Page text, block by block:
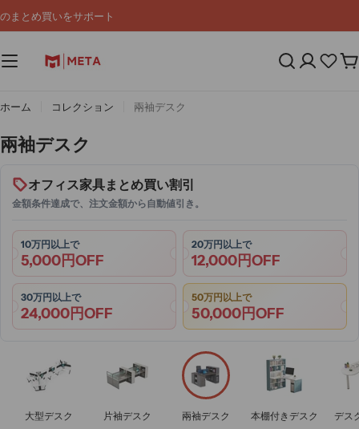
ン
ン
ツ
ス
ッ
プ
まとめ買いをサポート
カ
ホーム コレクション 兩袖デスク
コ
ク
シ
ョ
兩袖デスク
オフィス家具まとめ買い割引
金額条件達成で、注文金額から自動値引き。
10万円以上で
5,000円OFF
20万円以上で
12,000円OFF
30万円以上で
24,000円OFF
50万円以上で
50,000円OFF
大型デスク 片袖デスク 兩袖デスク 本棚付きデスク デス